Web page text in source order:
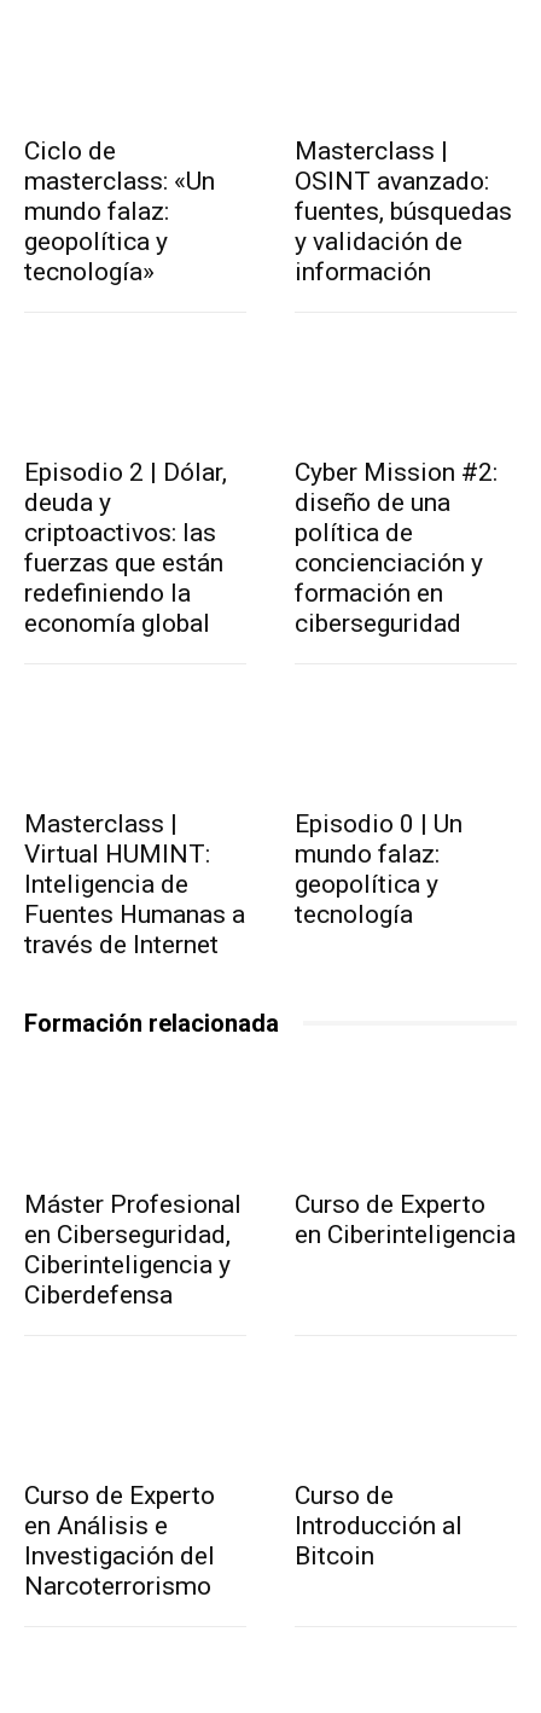
Ciclo de
masterclass: «Un
mundo falaz:
geopolítica y
tecnología»
Masterclass |
OSINT avanzado:
fuentes, búsquedas
y validación de
información
Episodio 2 | Dólar,
deuda y
criptoactivos: las
fuerzas que están
redefiniendo la
economía global
Cyber Mission #2:
diseño de una
política de
concienciación y
formación en
ciberseguridad
Masterclass |
Virtual HUMINT:
Inteligencia de
Fuentes Humanas a
través de Internet
Episodio 0 | Un
mundo falaz:
geopolítica y
tecnología
Formación relacionada
Máster Profesional
en Ciberseguridad,
Ciberinteligencia y
Ciberdefensa
Curso de Experto
en Ciberinteligencia
Curso de Experto
en Análisis e
Investigación del
Narcoterrorismo
Curso de
Introducción al
Bitcoin